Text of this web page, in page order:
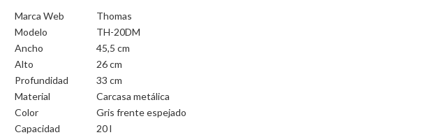
Marca Web
Thomas
Modelo
TH-20DM
Ancho
45,5 cm
Alto
26 cm
Profundidad
33 cm
Material
Carcasa metálica
Color
Gris frente espejado
Capacidad
20 l